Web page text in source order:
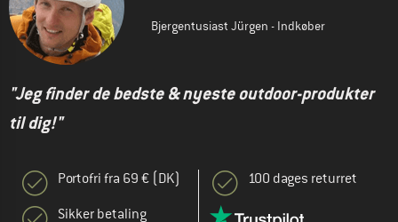
Bjergentusiast Jürgen - Indkøber
"Jeg finder de bedste & nyeste outdoor-produkter
til dig!"
Portofri fra 69 € (DK)
Sikker betaling
100 dages returret